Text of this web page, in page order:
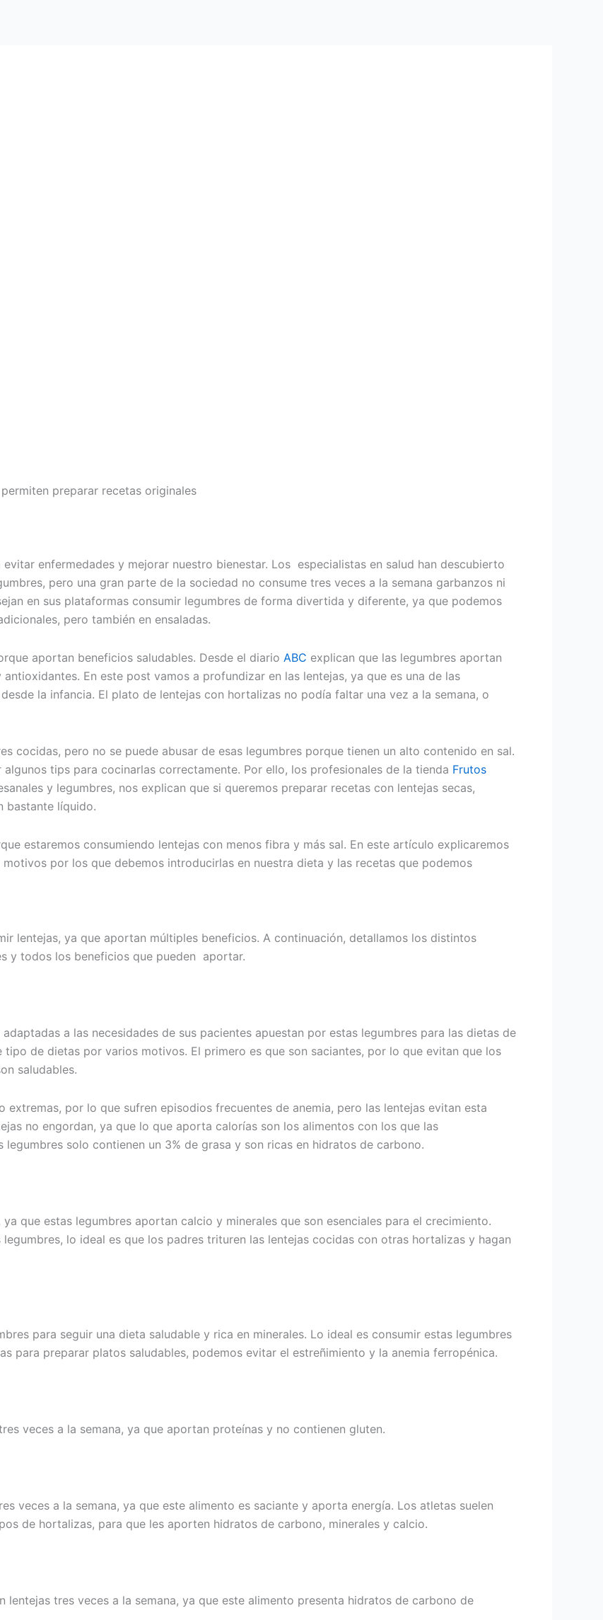
preparar recetas originales
enfermedades y mejorar nuestro bienestar. Los especialistas en salud han descubierto
pero una gran parte de la sociedad no consume tres veces a la semana garbanzos ni
en sus plataformas consumir legumbres de forma divertida y diferente, ya que podemos
pero también en ensaladas.
aportan beneficios saludables. Desde el diario ABC explican que las legumbres aportan
En este post vamos a profundizar en las lentejas, ya que es una de las
la infancia. El plato de lentejas con hortalizas no podía faltar una vez a la semana, o
cocidas, pero no se puede abusar de esas legumbres porque tienen un alto contenido en sal.
tips para cocinarlas correctamente. Por ello, los profesionales de la tienda Frutos
y legumbres, nos explican que si queremos preparar recetas con lentejas secas,
bastante líquido.
estaremos consumiendo lentejas con menos fibra y más sal. En este artículo explicaremos
por los que debemos introducirlas en nuestra dieta y las recetas que podemos
lentejas, ya que aportan múltiples beneficios. A continuación, detallamos los distintos
y todos los beneficios que pueden aportar.
a las necesidades de sus pacientes apuestan por estas legumbres para las dietas de
tipo de dietas por varios motivos. El primero es que son saciantes, por lo que evitan que los
saludables.
extremas, por lo que sufren episodios frecuentes de anemia, pero las lentejas evitan esta
no engordan, ya que lo que aporta calorías son los alimentos con los que las
solo contienen un 3% de grasa y son ricas en hidratos de carbono.
que estas legumbres aportan calcio y minerales que son esenciales para el crecimiento.
lo ideal es que los padres trituren las lentejas cocidas con otras hortalizas y hagan
para seguir una dieta saludable y rica en minerales. Lo ideal es consumir estas legumbres
para preparar platos saludables, podemos evitar el estreñimiento y la anemia ferropénica.
veces a la semana, ya que aportan proteínas y no contienen gluten.
veces a la semana, ya que este alimento es saciante y aporta energía. Los atletas suelen
de hortalizas, para que les aporten hidratos de carbono, minerales y calcio.
lentejas tres veces a la semana, ya que este alimento presenta hidratos de carbono de